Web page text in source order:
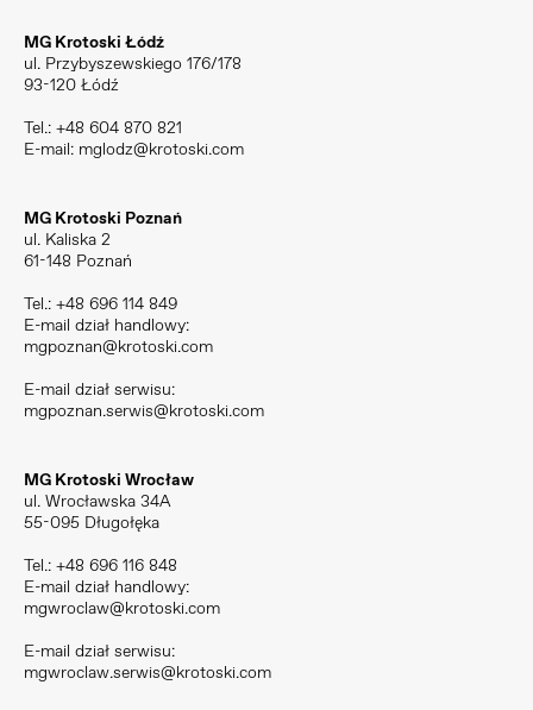
MG Krotoski Łódź
ul. Przybyszewskiego 176/178
93-120 Łódź
Tel.: +48 604 870 821
E-mail: mglodz@krotoski.com
MG Krotoski Poznań
ul. Kaliska 2
61-148 Poznań
Tel.: +48 696 114 849
E-mail dział handlowy:
mgpoznan@krotoski.com
E-mail dział serwisu:
mgpoznan.serwis@krotoski.com
MG Krotoski Wrocław
ul. Wrocławska 34A
55-095 Długołęka
Tel.: +48 696 116 848
E-mail dział handlowy:
mgwroclaw@krotoski.com
E-mail dział serwisu:
mgwroclaw.serwis@krotoski.com